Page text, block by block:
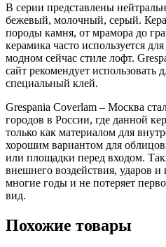
В серии представлены
бежевый, молочный, серый.
породы камня, от мрамора до
керамика часто используется
модном сейчас стиле лофт.
сайт рекомендует использовать
специальный клей.
Grespania Coverlam – Москва
городов в России, где данной
только как материалом для
хорошим вариантом для
или площадки перед входом.
внешнего воздействия, ударов
многие годы и не потеряет
вид.
Похожие товары